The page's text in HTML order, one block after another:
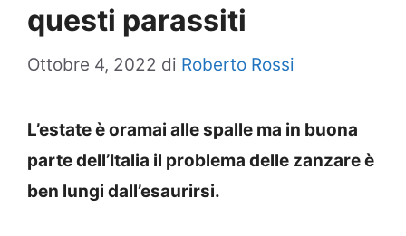
questi parassiti
Ottobre 4, 2022 di Roberto Rossi
L’estate è oramai alle spalle ma in buona
parte dell’Italia il problema delle zanzare è
ben lungi dall’esaurirsi.